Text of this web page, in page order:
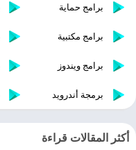
برامج حماية
برامج مكتبية
برامج ويندوز
برمجة أندرويد
أكثر المقالات قراءة